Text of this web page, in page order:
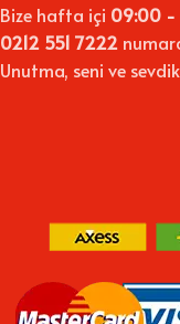
Bize hafta içi 09:00 -
0212 551 7222
Unutma, seni ve